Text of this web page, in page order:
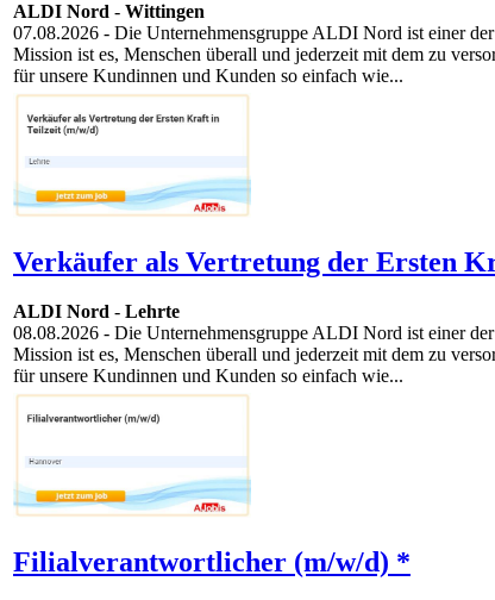
ALDI Nord - Wittingen
07.08.2026 - Die Unternehmensgruppe ALDI Nord ist einer
Mission ist es, Menschen überall und jederzeit mit dem zu
für unsere Kundinnen und Kunden so einfach wie...
Verkäufer als Vertretung der Ersten
ALDI Nord - Lehrte
08.08.2026 - Die Unternehmensgruppe ALDI Nord ist einer
Mission ist es, Menschen überall und jederzeit mit dem zu
für unsere Kundinnen und Kunden so einfach wie...
Filialverantwortlicher (m/w/d) *